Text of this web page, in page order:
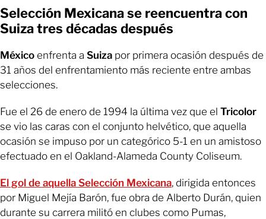
Selección Mexicana se reencuentra con
Suiza tres décadas después
México enfrenta a Suiza por primera ocasión después de
31 años del enfrentamiento más reciente entre ambas
selecciones.
Fue el 26 de enero de 1994 la última vez que el Tricolor
se vio las caras con el conjunto helvético, que aquella
ocasión se impuso por un categórico 5-1 en un amistoso
efectuado en el Oakland-Alameda County Coliseum.
El gol de aquella Selección Mexicana, dirigida entonces
por Miguel Mejía Barón, fue obra de Alberto Durán, quien
durante su carrera militó en clubes como Pumas,